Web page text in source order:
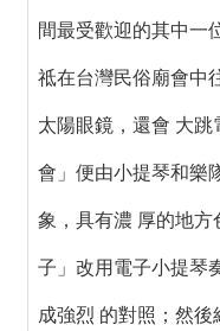
間最受歡迎的其中一
祗在台灣民俗廟會中
太陽眼鏡，還會 大
會」便由小提琴和樂
象，具有濃 厚的地方
子」改用電子小提琴
成強烈 的對照；然